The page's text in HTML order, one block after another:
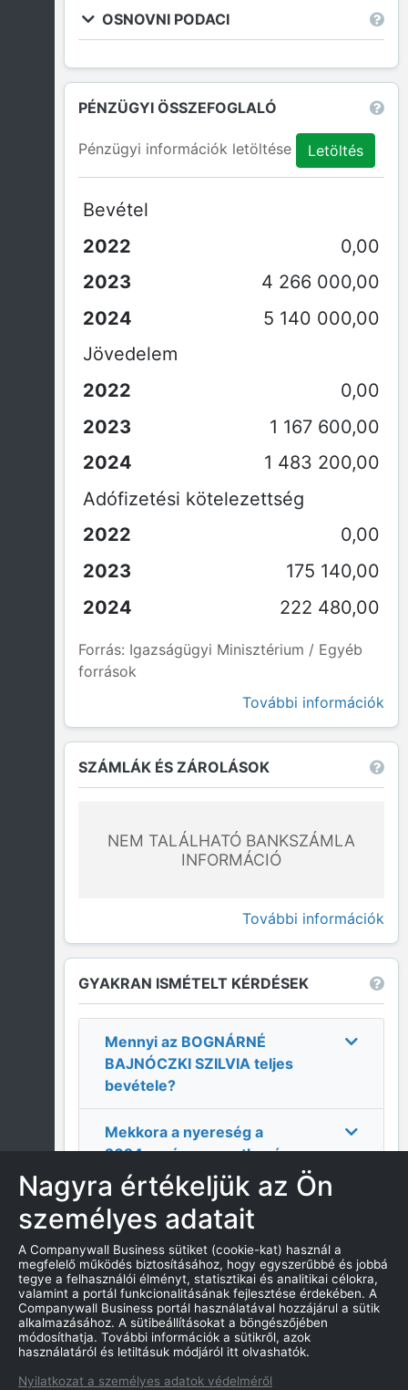
OSNOVNI PODACI
PÉNZÜGYI ÖSSZEFOGLALÓ
Pénzügyi információk letöltése Letöltés
Bevétel
0,00
4 266 000,00
5 140 000,00
Jövedelem
0,00
1 167 600,00
1 483 200,00
Adófizetési kötelezettség
0,00
175 140,00
222 480,00
Forrás: Igazságügyi Minisztérium / Egyéb
források
További információk
SZÁMLÁK ÉS ZÁROLÁSOK
NEM TALÁLHATÓ BANKSZÁMLA
INFORMÁCIÓ
További információk
GYAKRAN ISMÉTELT KÉRDÉSEK
Mennyi az BOGNÁRNÉ
BAJNÓCZKI SZILVIA teljes
bevétele?
Mekkora a nyereség a
2024-as évre vonatkozóan a
BOGNÁRNÉ BAJNÓCZKI
SZILVIAcégnél?
MiBOGNÁRNÉ BAJNÓCZKI
SZILVIAcíme?
Mi aBOGNÁRNÉ
BAJNÓCZKI SZILVIAcég
alapításának dátuma?
Nagyra értékeljük az Ön
személyes adatait
A Companywall Business sütiket (cookie-kat) használ a
megfelelő működés biztosításához, hogy egyszerűbbé és jobbá
tegye a felhasználói élményt, statisztikai és analitikai célokra,
valamint a portál funkcionalitásának fejlesztése érdekében. A
Companywall Business portál használatával hozzájárul a sütik
alkalmazásához. A sütibeállításokat a böngészőjében
módosíthatja. További információk a sütikről, azok
használatáról és letiltásuk módjáról itt olvashatók.
Nyilatkozat a személyes adatok védelméről